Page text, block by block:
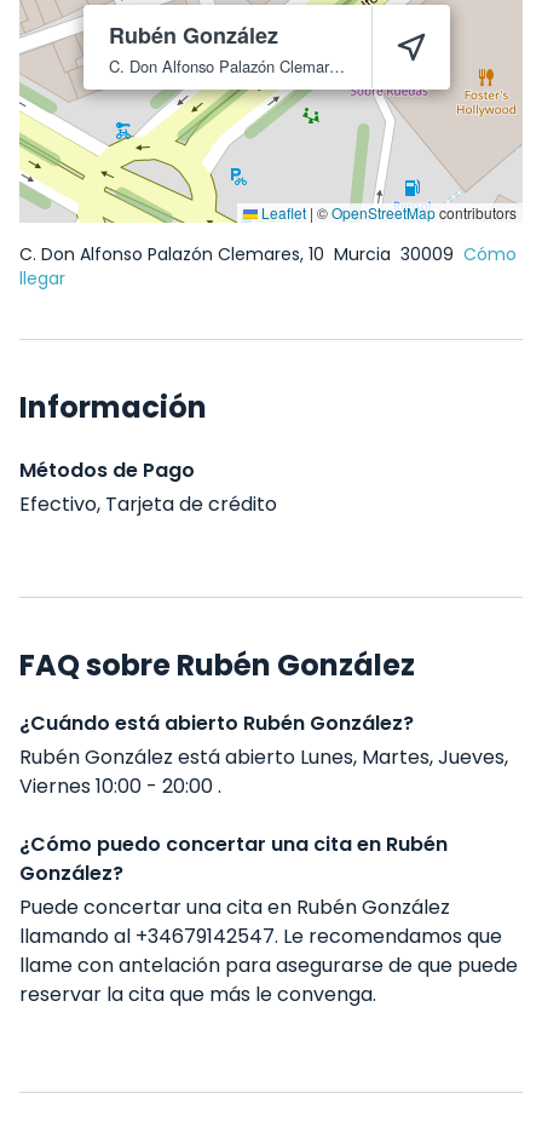
Rubén González
C. Don Alfonso Palazón Clemares, 10 Murcia
Leaflet | ©OpenStreetMapcontributors
C. Don Alfonso Palazón Clemares, 10 Murcia 30009 Cómo
llegar
Información
Métodos de Pago
Efectivo, Tarjeta de crédito
FAQ sobre Rubén González
¿Cuándo está abierto Rubén González?
Rubén González está abierto Lunes, Martes, Jueves,
Viernes 10:00 - 20:00 .
¿Cómo puedo concertar una cita en Rubén
González?
Puede concertar una cita en Rubén González
llamando al +34679142547. Le recomendamos que
llame con antelación para asegurarse de que puede
reservar la cita que más le convenga.